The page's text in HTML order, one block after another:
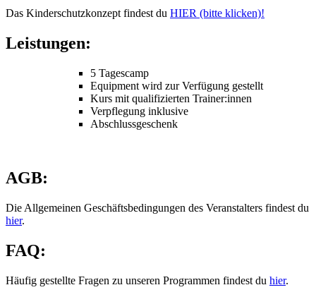
Das Kinderschutzkonzept findest du HIER (bitte klicken)!
Leistungen:
5 Tagescamp
Equipment wird zur Verfügung gestellt
Kurs mit qualifizierten Trainer:innen
Verpflegung inklusive
Abschlussgeschenk
AGB:
Die Allgemeinen Geschäftsbedingungen des Veranstalters findest du
hier.
FAQ:
Häufig gestellte Fragen zu unseren Programmen findest du hier.